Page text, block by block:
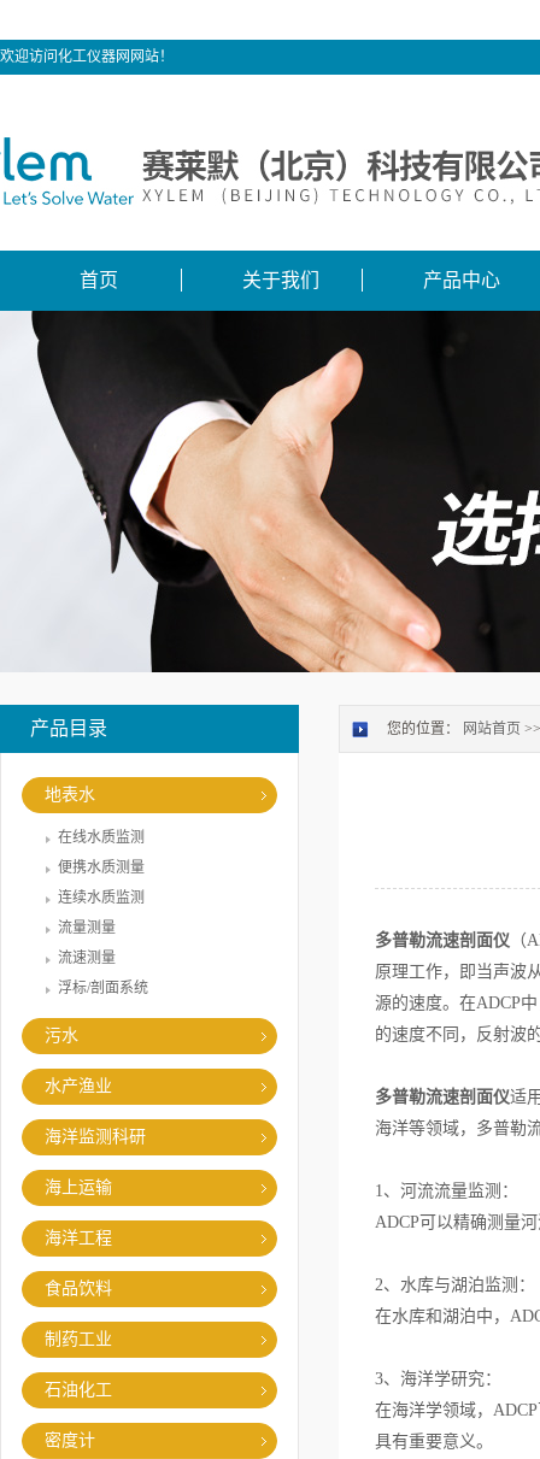
欢迎访问化工仪器网网站！
首页 关于我们 产品中心
产品目录
地表水
在线水质监测
便携水质测量
连续水质监测
流量测量
流速测量
浮标/剖面系统
污水
水产渔业
海洋监测科研
海上运输
海洋工程
食品饮料
制药工业
石油化工
密度计
您的位置： 网站首页
多普勒流速剖面仪 （
原理工作，即当声波
源的速度。在ADCP
的速度不同，反射波
多普勒流速剖面仪适
海洋等领域，多普勒
1、河流流量监测：
ADCP可以精确测量
2、水库与湖泊监测：
在水库和湖泊中，
3、海洋学研究：
在海洋学领域，
具有重要意义。